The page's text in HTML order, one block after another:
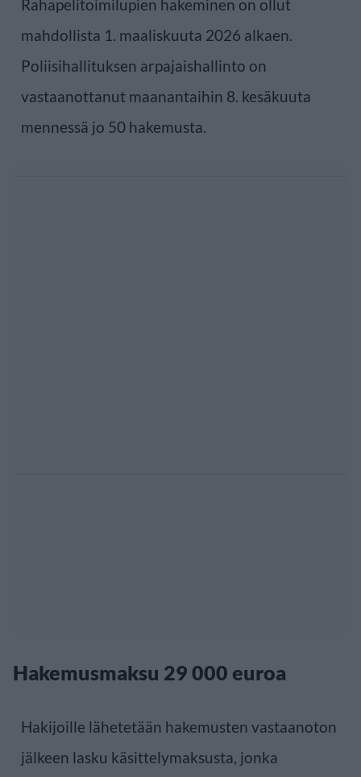
Rahapelitoimilupien hakeminen on ollut
mahdollista 1. maaliskuuta 2026 alkaen.
Poliisihallituksen arpajaishallinto on
vastaanottanut maanantaihin 8. kesäkuuta
mennessä jo 50 hakemusta.
Hakemusmaksu 29 000 euroa
Hakijoille lähetetään hakemusten vastaanoton
jälkeen lasku käsittelymaksusta, jonka